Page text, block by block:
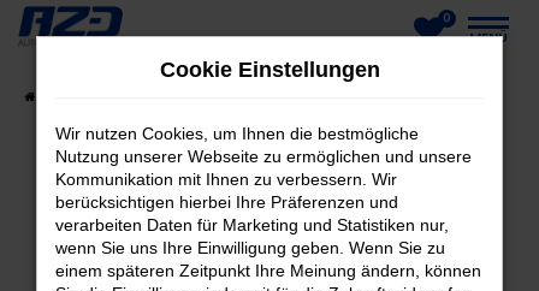
Zum
springen
0
MENÜ
FEHLER: NETWORK ERROR
Beim Laden ist ein Fehler aufgetreten.
Cookie Einstellungen
Wir nutzen Cookies, um Ihnen die bestmögliche
Nutzung unserer Webseite zu ermöglichen und unsere
Kommunikation mit Ihnen zu verbessern. Wir
berücksichtigen hierbei Ihre Präferenzen und
verarbeiten Daten für Marketing und Statistiken nur,
wenn Sie uns Ihre Einwilligung geben. Wenn Sie zu
einem späteren Zeitpunkt Ihre Meinung ändern, können